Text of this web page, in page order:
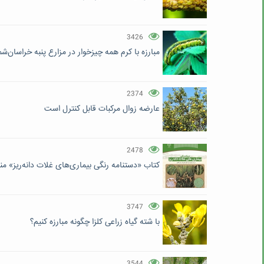
3426
مبارزه با کرم همه‌ چیز‌خوار در مزارع پنبه
2374
عارضه زوال مرکبات قابل کنترل است
2478
کتاب «دستنامه رنگی بیماری‌های غلات دانه‌ریز»
3747
با شته گیاه زراعی کلزا چگونه مبارزه کنیم؟